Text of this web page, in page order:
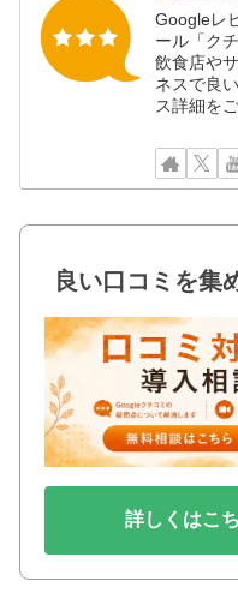
Googleレ
ール「ク
飲食店や
ネスで良
ス詳細を
良い口コミを集
詳しくはこ